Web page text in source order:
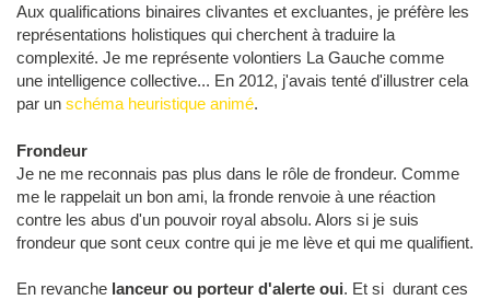
Aux qualifications binaires clivantes et excluantes, je préfère les
représentations holistiques qui cherchent à traduire la
complexité. Je me représente volontiers La Gauche comme
une intelligence collective... En 2012, j'avais tenté d'illustrer cela
par un schéma heuristique animé.
Frondeur
Je ne me reconnais pas plus dans le rôle de frondeur. Comme
me le rappelait un bon ami, la fronde renvoie à une réaction
contre les abus d'un pouvoir royal absolu. Alors si je suis
frondeur que sont ceux contre qui je me lève et qui me qualifient.
En revanche lanceur ou porteur d'alerte oui. Et si durant ces